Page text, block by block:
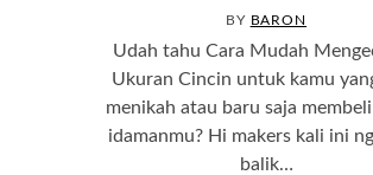
BY BARON
Udah tahu Cara Mudah
Ukuran Cincin untuk kamu
menikah atau baru saja
idamanmu? Hi makers kali ini
balik…